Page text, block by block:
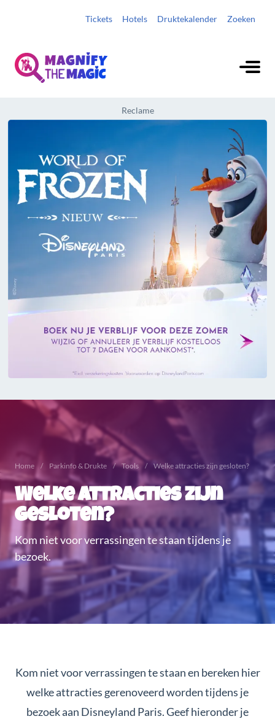
Tickets Hotels Druktekalender Zoeken
Reclame
Home Parkinfo & Drukte Tools Welke attracties zijn gesloten?
Welke attracties zijn
gesloten?
Kom niet voor verrassingen te staan tijdens je
bezoek.
Kom niet voor verrassingen te staan en bereken hier
welke attracties gerenoveerd worden tijdens je
bezoek aan Disneyland Paris. Geef hieronder je